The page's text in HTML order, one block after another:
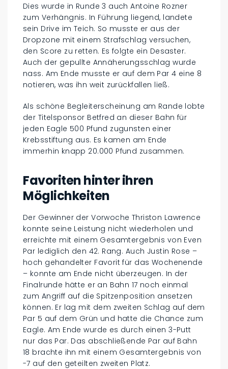
Dies wurde in Runde 3 auch Antoine Rozner
zum Verhängnis. In Führung liegend, landete
sein Drive im Teich. So musste er aus der
Dropzone mit einem Strafschlag versuchen,
den Score zu retten. Es folgte ein Desaster.
Auch der gepullte Annäherungsschlag wurde
nass. Am Ende musste er auf dem Par 4 eine 8
notieren, was ihn weit zurückfallen ließ.
Als schöne Begleiterscheinung am Rande lobte
der Titelsponsor Betfred an dieser Bahn für
jeden Eagle 500 Pfund zugunsten einer
Krebsstiftung aus. Es kamen am Ende
immerhin knapp 20.000 Pfund zusammen.
Favoriten hinter ihren
Möglichkeiten
Der Gewinner der Vorwoche Thriston Lawrence
konnte seine Leistung nicht wiederholen und
erreichte mit einem Gesamtergebnis von Even
Par lediglich den 42. Rang. Auch Justin Rose –
hoch gehandelter Favorit für das Wochenende
– konnte am Ende nicht überzeugen. In der
Finalrunde hätte er an Bahn 17 noch einmal
zum Angriff auf die Spitzenposition ansetzen
können. Er lag mit dem zweiten Schlag auf dem
Par 5 auf dem Grün und hatte die Chance zum
Eagle. Am Ende wurde es durch einen 3-Putt
nur das Par. Das abschließende Par auf Bahn
18 brachte ihn mit einem Gesamtergebnis von
-7 auf den geteilten zweiten Platz.